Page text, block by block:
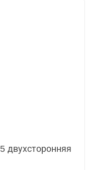
двухсторонняя